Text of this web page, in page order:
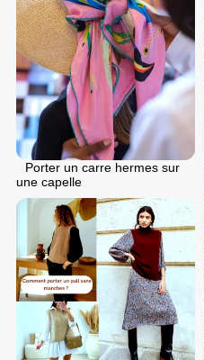
Porter un carre hermes sur
une capelle